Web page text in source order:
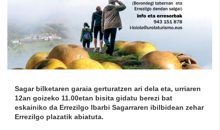
Sagar bilketaren garaia gerturatzen ari dela eta, urriaren
12an goizeko 11.00etan bisita gidatu berezi bat
eskainiko da Errezilgo Ibarbi Sagarraren ibilbidean zehar
Errezilgo plazatik abiatuta.